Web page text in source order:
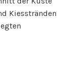
Kiesstränden